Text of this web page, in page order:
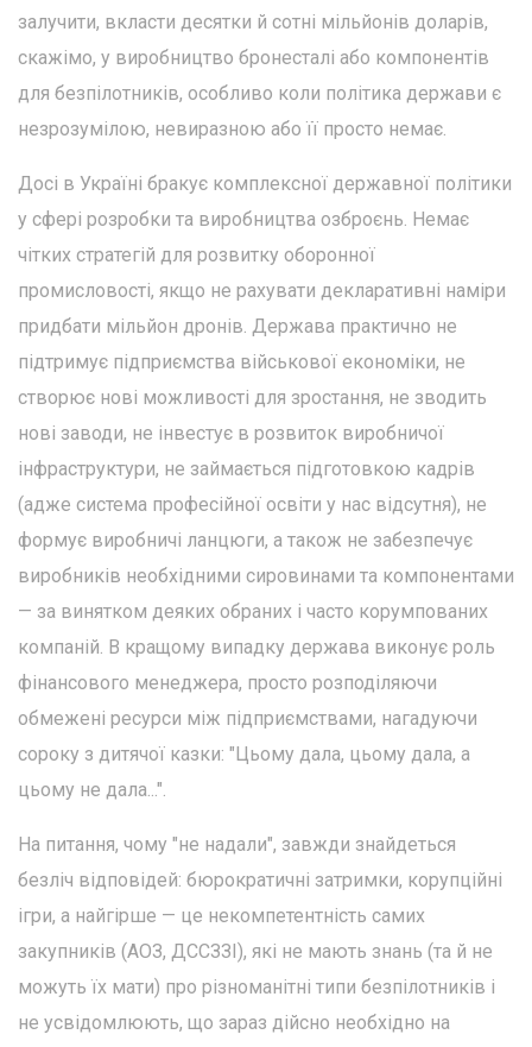
залучити, вкласти десятки й сотні мільйонів доларів,
скажімо, у виробництво бронесталі або компонентів
для безпілотників, особливо коли політика держави є
незрозумілою, невиразною або її просто немає.
Досі в Україні бракує комплексної державної політики
у сфері розробки та виробництва озброєнь. Немає
чітких стратегій для розвитку оборонної
промисловості, якщо не рахувати декларативні наміри
придбати мільйон дронів. Держава практично не
підтримує підприємства військової економіки, не
створює нові можливості для зростання, не зводить
нові заводи, не інвестує в розвиток виробничої
інфраструктури, не займається підготовкою кадрів
(адже система професійної освіти у нас відсутня), не
формує виробничі ланцюги, а також не забезпечує
виробників необхідними сировинами та компонентами
— за винятком деяких обраних і часто корумпованих
компаній. В кращому випадку держава виконує роль
фінансового менеджера, просто розподіляючи
обмежені ресурси між підприємствами, нагадуючи
сороку з дитячої казки: "Цьому дала, цьому дала, а
цьому не дала...".
На питання, чому "не надали", завжди знайдеться
безліч відповідей: бюрократичні затримки, корупційні
ігри, а найгірше — це некомпетентність самих
закупників (АОЗ, ДССЗЗІ), які не мають знань (та й не
можуть їх мати) про різноманітні типи безпілотників і
не усвідомлюють, що зараз дійсно необхідно на